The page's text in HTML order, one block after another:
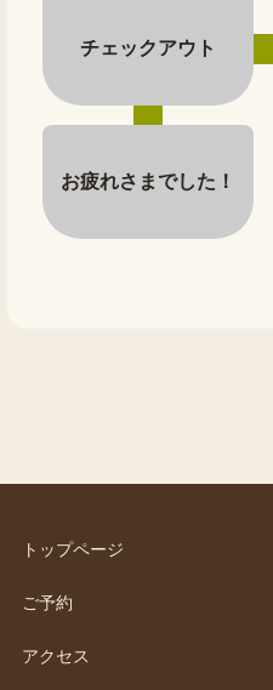
チェックアウト
お疲れさまでした！
トップページ
ご予約
アクセス